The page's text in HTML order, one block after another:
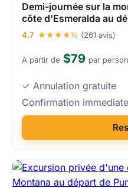
Demi-journée sur la
côte d'Esmeralda au
4.7 ★★★★½ (261 avis)
A partir de $79 par
✓ Annulation gratuite
Confirmation immediate